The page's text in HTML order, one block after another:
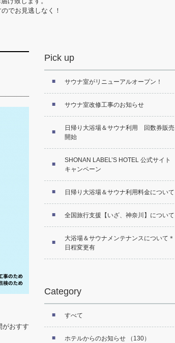
でお見逃しなく！
がおすす
Pick up
サウナ室がリニューアルオープン！
サウナ室改修工事のお知らせ
日帰り大浴場＆サウナ利用 回数券販売
開始
SHONAN LABEL’S HOTEL 公式サイト
キャンペーン
日帰り大浴場＆サウナ利用料金について
全国旅行支援【いざ、神奈川】について
大浴場＆サウナメンテナンスについて＊
日程変更有
Category
すべて
ホテルからのお知らせ （130）